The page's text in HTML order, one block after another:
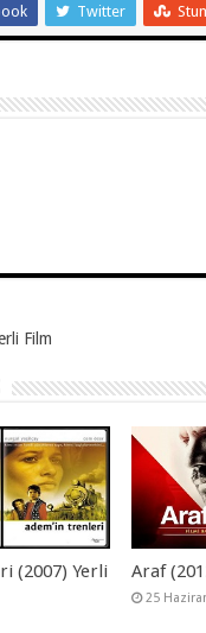
Twitter
Film
(2007) Yerli
Araf
25